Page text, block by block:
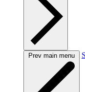
Prev main menu